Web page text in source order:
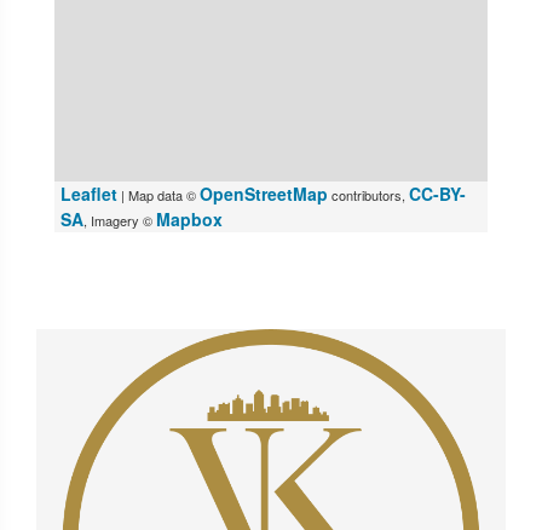
Leaflet | Map data ©OpenStreetMap contributors, CC-BY-
SA, Imagery © Mapbox